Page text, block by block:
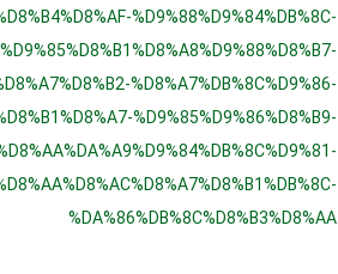
%D9%88%D9%84%DB%8C-
%D8%A7%DB%8C%D9%86-
%D9%85%D9%86%D8%B9-
%DA%86%DB%8C%D8%B3%D8%AA